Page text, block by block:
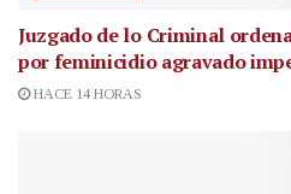
Juzgado de lo Criminal
por feminicidio agravado
HACE 14 HORAS